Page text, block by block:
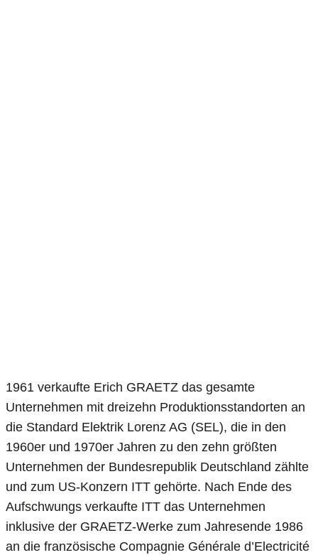
1961 verkaufte Erich GRAETZ das gesamte
Unternehmen mit dreizehn Produktionsstandorten an
die Standard Elektrik Lorenz AG (SEL), die in den
1960er und 1970er Jahren zu den zehn größten
Unternehmen der Bundesrepublik Deutschland zählte
und zum US-Konzern ITT gehörte. Nach Ende des
Aufschwungs verkaufte ITT das Unternehmen
inklusive der GRAETZ-Werke zum Jahresende 1986
an die französische Compagnie Générale d’Electricité